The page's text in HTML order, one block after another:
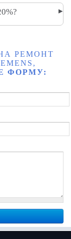
▸
РЕМОНТ
ФОРМУ: